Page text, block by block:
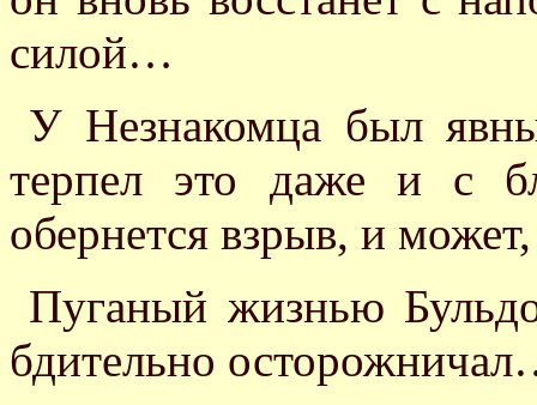
силой…
У Незнакомца был
терпел это даже и с
обернется взрыв, и
Пуганый жизнью
бдительно